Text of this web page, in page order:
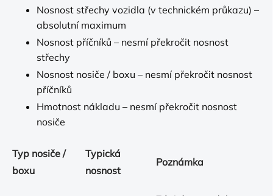
Nosnost střechy vozidla (v technickém průkazu) –
absolutní maximum
Nosnost příčníků – nesmí překročit nosnost
střechy
Nosnost nosiče / boxu – nesmí překročit nosnost
příčníků
Hmotnost nákladu – nesmí překročit nosnost
nosiče
Typ nosiče /
boxu
Typická
nosnost
Poznámka